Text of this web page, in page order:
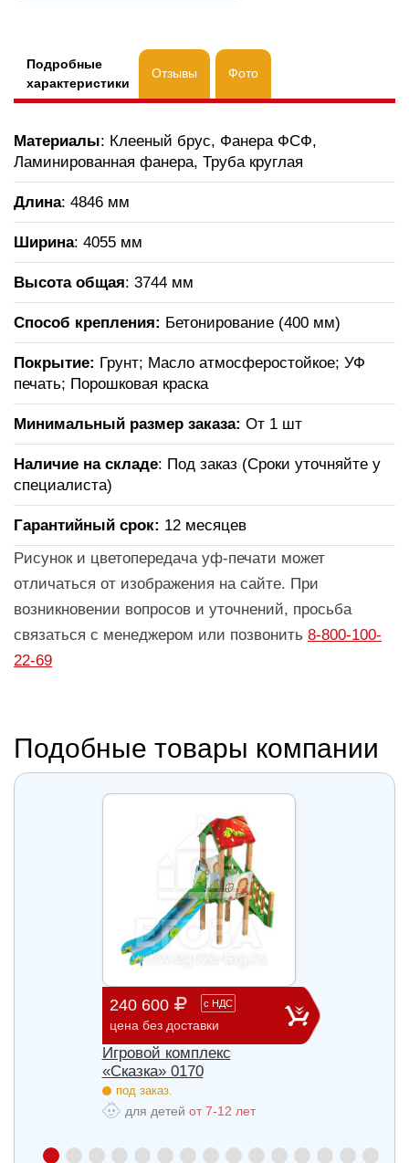
Подробные
характеристики
Отзывы Фото
Материалы: Клееный брус, Фанера ФСФ,
Ламинированная фанера, Труба круглая
Длина: 4846 мм
Ширина: 4055 мм
Высота общая: 3744 мм
Способ крепления: Бетонирование (400 мм)
Покрытие: Грунт; Масло атмосферостойкое; УФ
печать; Порошковая краска
Минимальный размер заказа: От 1 шт
Наличие на складе: Под заказ (Сроки уточняйте у
специалиста)
Гарантийный срок: 12 месяцев
Рисунок и цветопередача уф-печати может
отличаться от изображения на сайте. При
возникновении вопросов и уточнений, просьба
связаться с менеджером или позвонить 8-800-100-
22-69
Подобные товары компании
240 600 с НДС
цена без доставки
Игровой комплекс
«Сказка» 0170
под заказ.
для детей от 7-12 лет